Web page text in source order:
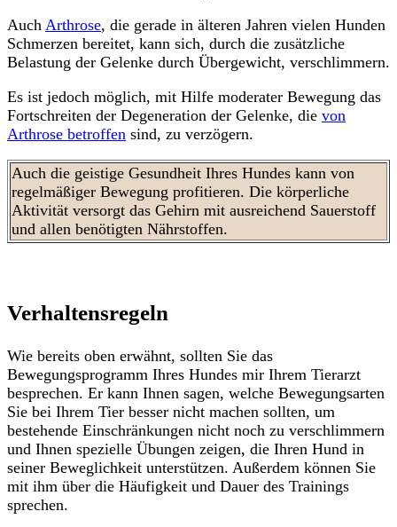
Auch Arthrose, die gerade in älteren Jahren vielen Hunden
Schmerzen bereitet, kann sich, durch die zusätzliche
Belastung der Gelenke durch Übergewicht, verschlimmern.
Es ist jedoch möglich, mit Hilfe moderater Bewegung das
Fortschreiten der Degeneration der Gelenke, die von
Arthrose betroffen sind, zu verzögern.
Auch die geistige Gesundheit Ihres Hundes kann von
regelmäßiger Bewegung profitieren. Die körperliche
Aktivität versorgt das Gehirn mit ausreichend Sauerstoff
und allen benötigten Nährstoffen.
Verhaltensregeln
Wie bereits oben erwähnt, sollten Sie das
Bewegungsprogramm Ihres Hundes mir Ihrem Tierarzt
besprechen. Er kann Ihnen sagen, welche Bewegungsarten
Sie bei Ihrem Tier besser nicht machen sollten, um
bestehende Einschränkungen nicht noch zu verschlimmern
und Ihnen spezielle Übungen zeigen, die Ihren Hund in
seiner Beweglichkeit unterstützen. Außerdem können Sie
mit ihm über die Häufigkeit und Dauer des Trainings
sprechen.